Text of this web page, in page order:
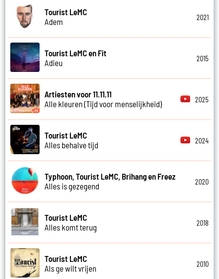
Tourist LeMC
Adem
2021
Tourist LeMC en Fit
Adieu
2015
Artiesten voor 11.11.11
Alle kleuren (Tijd voor menselijkheid)
2025
Tourist LeMC
Alles behalve tijd
2024
Typhoon, Tourist LeMC, Brihang en Freez
Alles is gezegend
2020
Tourist LeMC
Alles komt terug
2018
Tourist LeMC
Als ge wilt vrijen
2010